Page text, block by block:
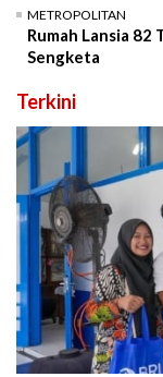
METROPOLITAN
Rumah Lansia 82
Sengketa
Terkini